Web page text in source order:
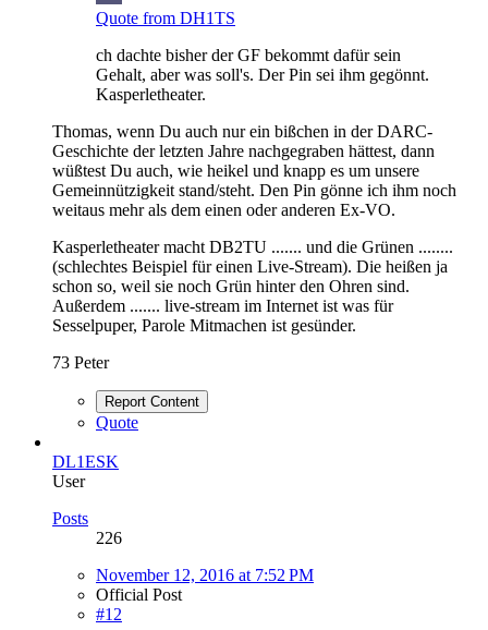
Quote from DH1TS
ch dachte bisher der GF bekommt dafür sein
Gehalt, aber was soll's. Der Pin sei ihm gegönnt.
Kasperletheater.
Thomas, wenn Du auch nur ein bißchen in der DARC-
Geschichte der letzten Jahre nachgegraben hättest, dann
wüßtest Du auch, wie heikel und knapp es um unsere
Gemeinnützigkeit stand/steht. Den Pin gönne ich ihm noch
weitaus mehr als dem einen oder anderen Ex-VO.
Kasperletheater macht DB2TU ....... und die Grünen ........
(schlechtes Beispiel für einen Live-Stream). Die heißen ja
schon so, weil sie noch Grün hinter den Ohren sind.
Außerdem ....... live-stream im Internet ist was für
Sesselpuper, Parole Mitmachen ist gesünder.
73 Peter
Report Content
Quote
DL1ESK
User
Posts
226
November 12, 2016 at 7:52 PM
Official Post
#12